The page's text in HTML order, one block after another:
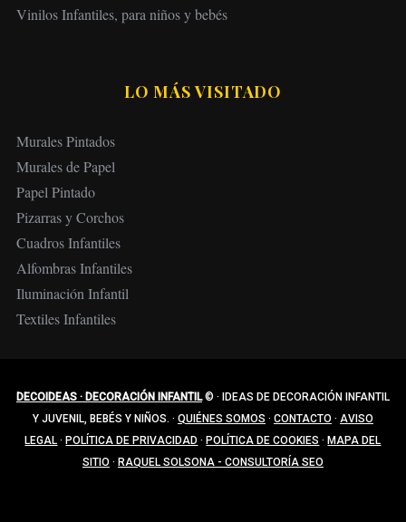
Vinilos Infantiles, para niños y bebés
LO MÁS VISITADO
Murales Pintados
Murales de Papel
Papel Pintado
Pizarras y Corchos
Cuadros Infantiles
Alfombras Infantiles
Iluminación Infantil
Textiles Infantiles
DECOIDEAS · DECORACIÓN INFANTIL© ·
IDEAS DE DECORACIÓN INFANTIL
Y JUVENIL, BEBÉS Y NIÑOS. · QUIÉNES SOMOS · CONTACTO · AVISO
LEGAL · POLÍTICA DE PRIVACIDAD · POLÍTICA DE COOKIES · MAPA DEL
SITIO · RAQUEL SOLSONA - CONSULTORÍA SEO